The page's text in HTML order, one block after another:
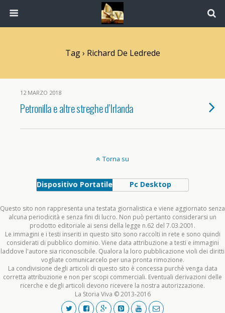
Tag › Richard De Ledrede
12 MARZO 2018
Petronilla e altre streghe d’Irlanda
Torna su
Dispositivo Portatile Pc Desktop
Questo sito non rappresenta una testata giornalistica e viene aggiornato senza
alcuna periodicità e senza fini di lucro. Non può pertanto considerarsi un
prodotto editoriale ai sensi della legge n.62 del 7.03.2001.
Le immagini e i testi inseriti in questo sito sono raccolti in rete e sono quindi
considerati di pubblico dominio. Viene data attribuzione a testi e immagini
laddove l'autore sia riconoscibile. Qualora la loro pubblicazione violi dei diritti
vogliate comunicarcelo per una pronta rimozione.
La condivisione degli articoli di questo sito è concessa purchè venga data
corretta attribuzione e non per scopi commerciali. Eventuali derivazioni delle
ricerche e degli articoli devono ricevere la nostra autorizzazione.
La Storia Viva © 2013-2016